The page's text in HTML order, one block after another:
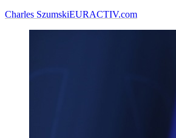
Charles SzumskiEURACTIV.com